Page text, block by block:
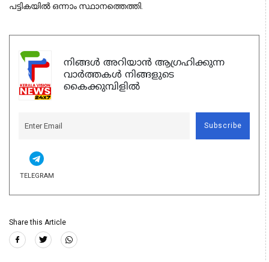
പട്ടികയിൽ ഒന്നാം സ്ഥാനത്തെത്തി.
നിങ്ങൾ അറിയാൻ ആഗ്രഹിക്കുന്ന
വാർത്തകൾ നിങ്ങളുടെ
കൈക്കുമ്പിളിൽ
Subscribe
TELEGRAM
Share this Article